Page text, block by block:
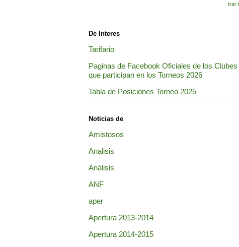
trar
De Interes
Tarifario
Paginas de Facebook Oficiales de los Clubes
que participan en los Torneos 2026
Tabla de Posiciones Torneo 2025
Noticias de
Amistosos
Analisis
Análisis
ANF
aper
Apertura 2013-2014
Apertura 2014-2015